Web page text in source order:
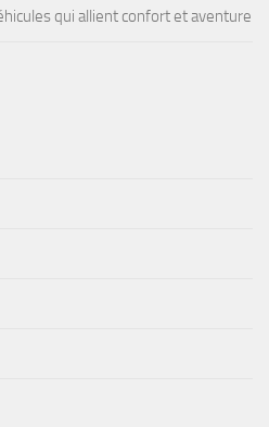
qui allient confort et aventure